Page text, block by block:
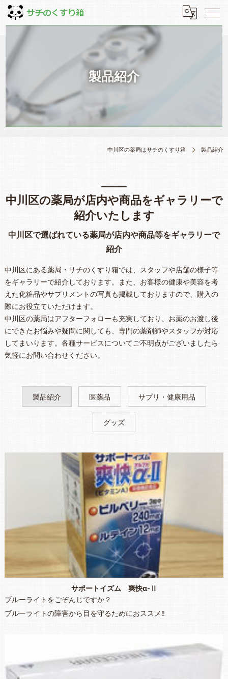
製品紹介
中川区の薬局はサチのくすり箱 製品紹介
中川区の薬局が店内や商品をギャラリーで
紹介いたします
中川区で選ばれている薬局が店内や商品等をギャラリーで
紹介
中川区にある薬局・サチのくすり箱では、スタッフや店舗の様子等
をギャラリーで紹介しております。また、お客様の健康や美容を考
えた化粧品やサプリメントの写真も掲載しておりますので、購入の
際にお役立ていただけます。
中川区の薬局はアフターフォローも充実しており、お薬のお渡し後
にできたお悩みや疑問に関しても、専門の薬剤師やスタッフが対応
してまいります。各種サービスについてご不明点がございましたら
気軽にお問い合わせください。
製品紹介 医薬品 サプリ・健康用品
グッズ
サポートイズム 爽快α-Ⅱ
ブルーライトをごぞんじですか？
ブルーライトの障害から目を守るためにおススメ‼